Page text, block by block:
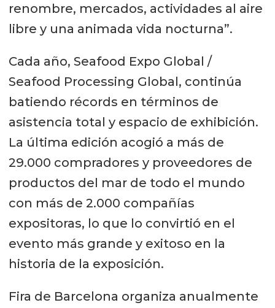
renombre, mercados, actividades al aire
libre y una animada vida nocturna”.
Cada año, Seafood Expo Global /
Seafood Processing Global, continúa
batiendo récords en términos de
asistencia total y espacio de exhibición.
La última edición acogió a más de
29.000 compradores y proveedores de
productos del mar de todo el mundo
con más de 2.000 compañías
expositoras, lo que lo convirtió en el
evento más grande y exitoso en la
historia de la exposición.
Fira de Barcelona organiza anualmente